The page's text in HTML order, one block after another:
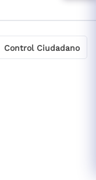
Control Ciudadano